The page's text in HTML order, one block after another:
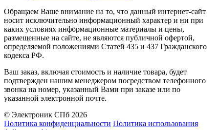
Обращаем Ваше внимание на то, что данный интернет-сайт
носит исключительно информационный характер и ни при
каких условиях информационные материалы и цены,
размещенные на сайте, не являются публичной офертой,
определяемой положениями Статей 435 и 437 Гражданского
кодекса РФ.
Ваш заказ, включая стоимость и наличие товара, будет
подтвержден нашим менеджером посредством телефонного
звонка на номер, указанный Вами при заказе или по
указанной электронной почте.
© Электроник СПб 2026
Политика конфиденциальности Политика использования